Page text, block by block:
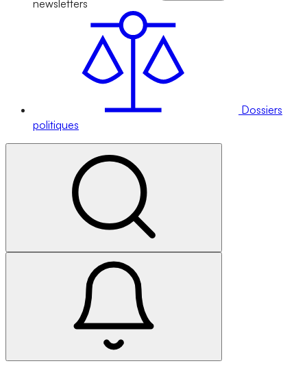
newsletters
Dossiers
politiques